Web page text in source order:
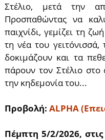
Στέλιο, μετά την
Προσπαθώντας να
παιχνίδι, γεμίζει τη
τη νέα του γειτόνισσά,
δοκιμάζουν και τα
πάρουν τον Στέλιο στο
την κηδεμονία του...
Προβολή: ALPHA
Πέμπτη 5/2/2026,